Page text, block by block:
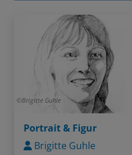
Brigitte Guhle
Portrait & Figur
Brigitte Guhle